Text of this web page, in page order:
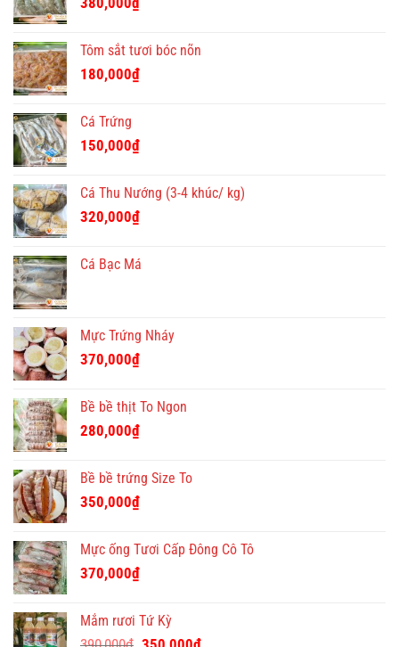
Tôm sắt tươi bóc nõn
180,000₫
Cá Trứng
150,000₫
Cá Thu Nướng (3-4 khúc/ kg)
320,000₫
Cá Bạc Má
Mực Trứng Nháy
370,000₫
Bề bề thịt To Ngon
280,000₫
Bề bề trứng Size To
350,000₫
Mực ống Tươi Cấp Đông Cô Tô
370,000₫
Mắm rươi Tứ Kỳ
Giá
Giá